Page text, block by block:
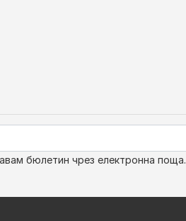
бюлетин чрез електронна поща.